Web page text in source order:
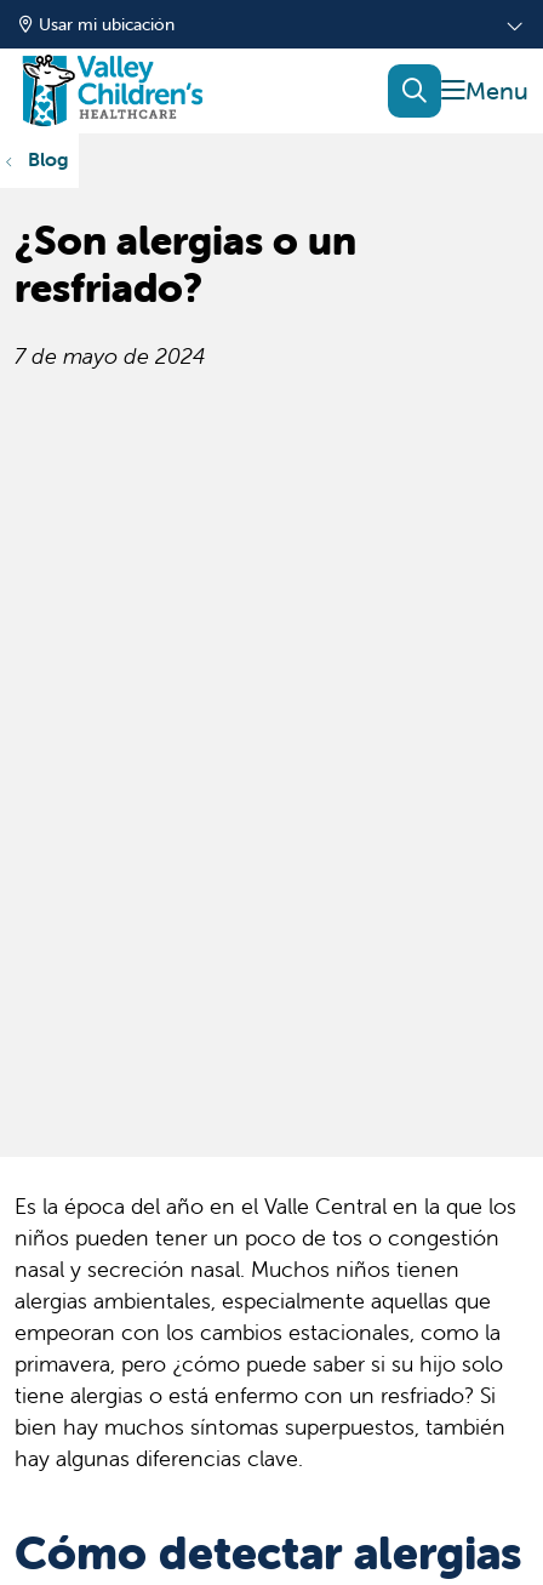
Usar mi ubicación
mostrar
buscar
Blog
¿Son alergias o un
resfriado?
7 de mayo de 2024
Es la época del año en el Valle Central en la que los
niños pueden tener un poco de tos o congestión
nasal y secreción nasal. Muchos niños tienen
alergias ambientales, especialmente aquellas que
empeoran con los cambios estacionales, como la
primavera, pero ¿cómo puede saber si su hijo solo
tiene alergias o está enfermo con un resfriado? Si
bien hay muchos síntomas superpuestos, también
hay algunas diferencias clave.
Cómo detectar alergias